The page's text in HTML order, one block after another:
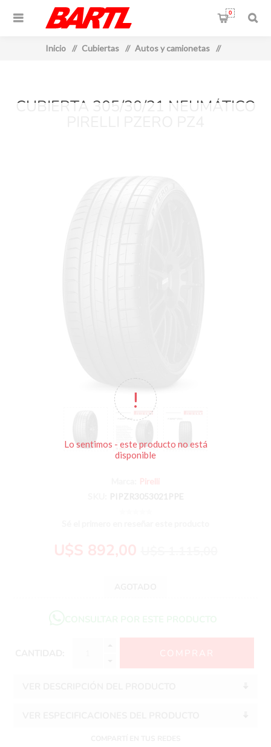
0
Inicio / Cubiertas / Autos y camionetas /
CUBIERTA 305/30/21 NEUMÁTICO
Lo sentimos - este producto no está
disponible
Pirelli
U$S 892,00